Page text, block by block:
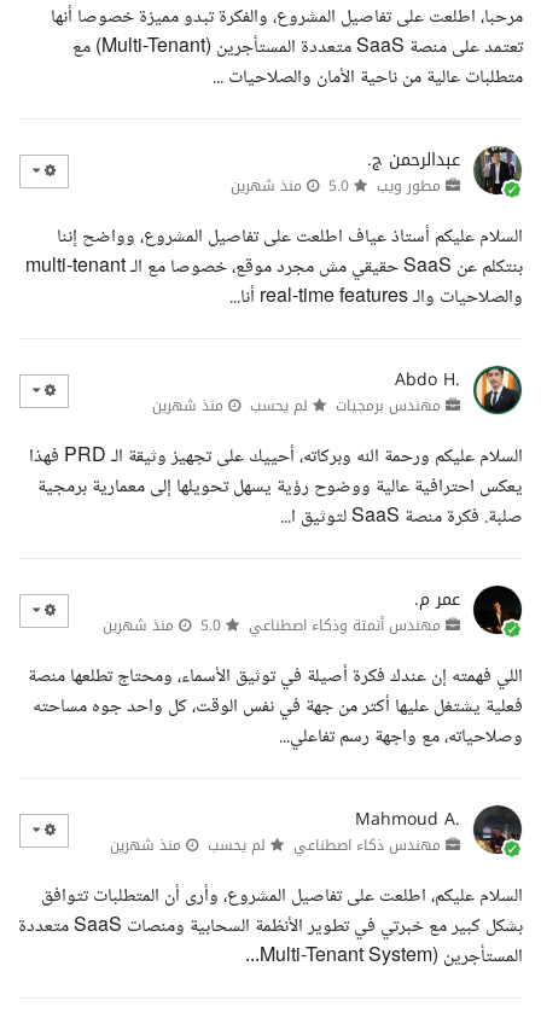
مرحبا، اطلعت على تفاصيل المشروع، والفكرة تبدو مميزة خصوصا أنها
تعتمد على منصة SaaS متعددة المستأجرين (Multi-Tenant) مع
متطلبات عالية من ناحية الأمان والصلاحيات ...
عبدالرحمن ج.
مطور ويب منذ شهرين
السلام عليكم أستاذ عياف اطلعت على تفاصيل المشروع، وواضح إننا
بنتكلم عن SaaS حقيقي مش مجرد موقع، خصوصا مع الـ multi-tenant
والصلاحيات والـ real-time features أنا...
Abdo H.
مهندس برمجيات لم يحسب منذ شهرين
السلام عليكم ورحمة الله وبركاته، أحييك على تجهيز وثيقة الـ PRD فهذا
يعكس احترافية عالية ووضوح رؤية يسهل تحويلها إلى معمارية برمجية
صلبة. فكرة منصة SaaS لتوثيق ا...
عمر م.
مهندس أتمتة وذكاء اصطناعي منذ شهرين
اللي فهمته إن عندك فكرة أصيلة في توثيق الأسماء، ومحتاج تطلعها منصة
فعلية يشتغل عليها أكتر من جهة في نفس الوقت، كل واحد جوه مساحته
وصلاحياته، مع واجهة رسم تفاعلي...
Mahmoud A.
مهندس ذكاء اصطناعي لم يحسب منذ شهرين
السلام عليكم، اطلعت على تفاصيل المشروع، وأرى أن المتطلبات تتوافق
بشكل كبير مع خبرتي في تطوير الأنظمة السحابية ومنصات SaaS متعددة
المستأجرين (Multi-Tenant System...